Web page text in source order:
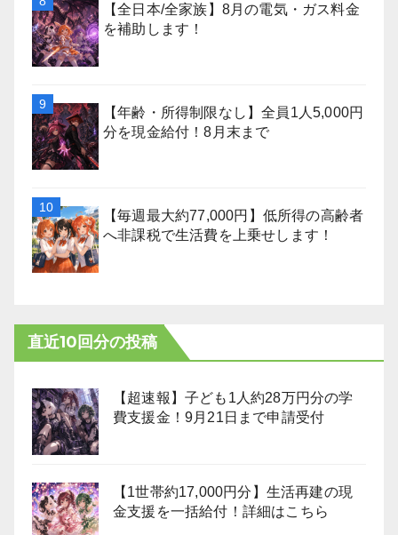
【全日本/全家族】8月の電気・ガス料金
を補助します！
【年齢・所得制限なし】全員1人5,000円
分を現金給付！8月末まで
【毎週最大約77,000円】低所得の高齢者
へ非課税で生活費を上乗せします！
直近10回分の投稿
【超速報】子ども1人約28万円分の学
費支援金！9月21日まで申請受付
【1世帯約17,000円分】生活再建の現
金支援を一括給付！詳細はこちら